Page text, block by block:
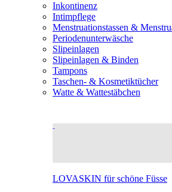
Inkontinenz
Intimpflege
Menstruationstassen &
Periodenunterwäsche
Slipeinlagen
Slipeinlagen & Binden
Tampons
Taschen- & Kosmetiktücher
Watte & Wattestäbchen
LOVASKIN für schöne Füsse